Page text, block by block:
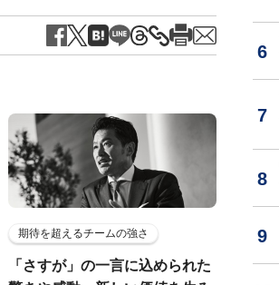
期待を超えるチームの強さ
「さすが」の一言に込められた